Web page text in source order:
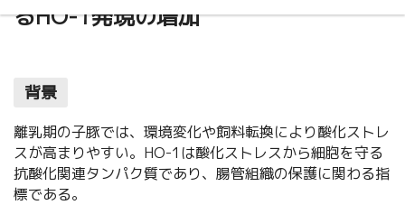
るHO-1発現の増加
背景
離乳期の子豚では、環境変化や飼料転換により酸化ストレ
スが高まりやすい。HO-1は酸化ストレスから細胞を守る
抗酸化関連タンパク質であり、腸管組織の保護に関わる指
標である。